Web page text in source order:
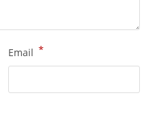
Email *